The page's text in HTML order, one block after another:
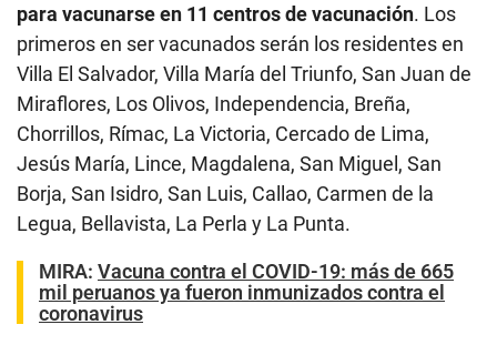
para vacunarse en 11 centros de vacunación. Los
primeros en ser vacunados serán los residentes en
Villa El Salvador, Villa María del Triunfo, San Juan de
Miraflores, Los Olivos, Independencia, Breña,
Chorrillos, Rímac, La Victoria, Cercado de Lima,
Jesús María, Lince, Magdalena, San Miguel, San
Borja, San Isidro, San Luis, Callao, Carmen de la
Legua, Bellavista, La Perla y La Punta.
MIRA: Vacuna contra el COVID-19: más de 665
mil peruanos ya fueron inmunizados contra el
coronavirus